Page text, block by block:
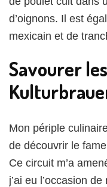
d’oignons. Il est
mexicain et de
Savourer
Mon périple
de découvrir le
Ce circuit m’a
j’ai eu l’occasion